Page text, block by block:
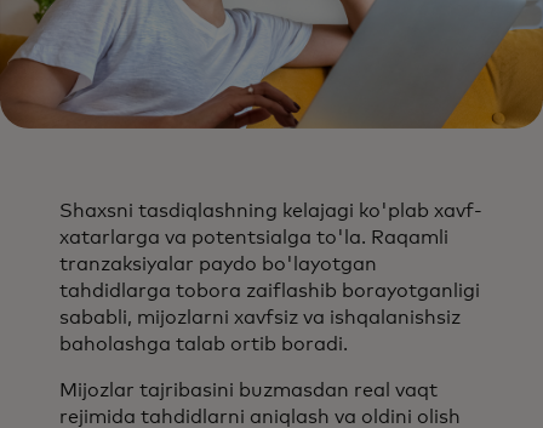
Shaxsni tasdiqlashning kelajagi ko'plab xavf-
xatarlarga va potentsialga to'la. Raqamli
tranzaksiyalar paydo bo'layotgan
tahdidlarga tobora zaiflashib borayotganligi
sababli, mijozlarni xavfsiz va ishqalanishsiz
baholashga talab ortib boradi.
Mijozlar tajribasini buzmasdan real vaqt
rejimida tahdidlarni aniqlash va oldini olish